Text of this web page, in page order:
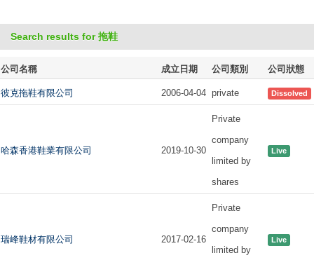
Search results for 拖鞋
公司名稱 成立日期 公司類別 公司狀態
彼克拖鞋有限公司 2006-04-04 private Dissolved
哈森香港鞋業有限公司 2019-10-30
Private
company
limited by
shares
Live
瑞峰鞋材有限公司 2017-02-16
Private
company
limited by
Live